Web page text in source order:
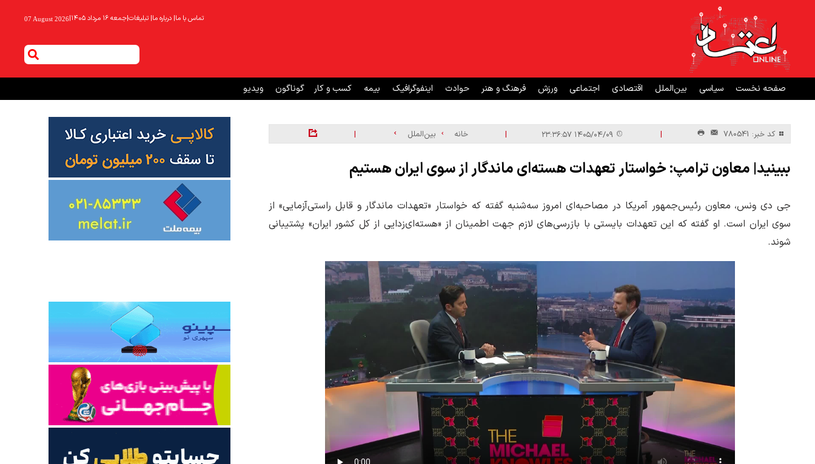
تماس با ما| درباره ما| تبلیغات|جمعه ۱۶ مرداد ۱۴۰۵ |
07 August 2026
صفحه نخست سیاسی بین‌الملل اقتصادی اجتماعی ورزش فرهنگ و هنر حوادث اینفوگرافیک بیمه کسب و کار گوناگون ویدیو
کد خبر: 780541 |
| خانه بین‌الملل |
ببینید| معاون ترامپ: خواستار تعهدات هسته‌ای ماندگار از سوی ایران هستیم
جی دی ونس، معاون رئیس‌جمهور آمریکا در مصاحبه‌ای امروز سه‌شنبه گفته که خواستار «تعهدات ماندگار و قابل راستی‌آزمایی» از
سوی ایران است. او گفته که این تعهدات بایستی با بازرسی‌های لازم جهت اطمینان از «هسته‌ای‌زدایی از کل کشور ایران» پشتیبانی
شوند.